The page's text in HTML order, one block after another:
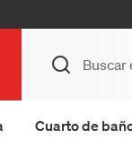
Cuarto de